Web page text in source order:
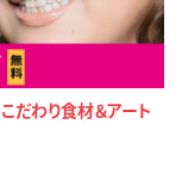
だわり食材＆アート